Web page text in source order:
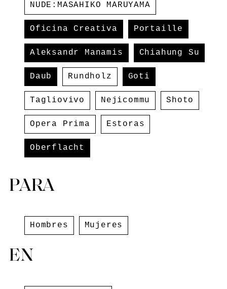
NUDE:MASAHIKO MARUYAMA
Oficina Creativa Portaille
Aleksandr Manamis Chiahung Su
Daub Rundholz Goti
Tagliovivo Nejicommu Shoto
Opera Prima Estoras
Oberflacht
PARA
Hombres Mujeres
EN